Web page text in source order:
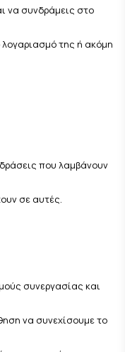
να συνδράμεις στο
της ή ακόμη
που λαμβάνουν
σε αυτές.
συνεργασίας και
να συνεχίσουμε το